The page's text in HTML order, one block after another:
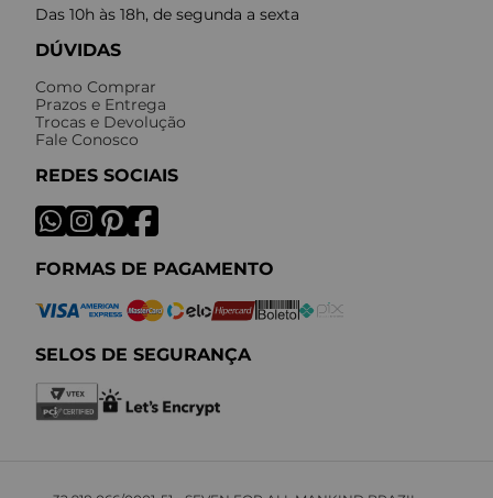
Das 10h às 18h, de segunda a sexta
DÚVIDAS
Como Comprar
Prazos e Entrega
Trocas e Devolução
Fale Conosco
REDES SOCIAIS
FORMAS DE PAGAMENTO
SELOS DE SEGURANÇA